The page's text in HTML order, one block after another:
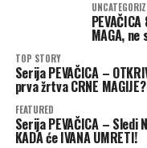
MAGA, ne
TOP STORY
Serija PEVAČICA –
prva žrtva CRNE MAGIJE?
FEATURED
Serija PEVAČICA – Sledi
KADA će IVANA UMRETI!